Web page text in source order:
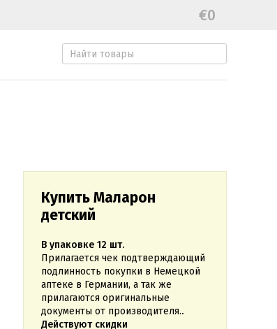
€0
Купить Маларон
детский
В упаковке 12 шт.
Прилагается чек подтверждающий
подлинность покупки в Немецкой
аптеке в Германии, а так же
прилагаются оригинальные
документы от производителя..
Действуют скидки